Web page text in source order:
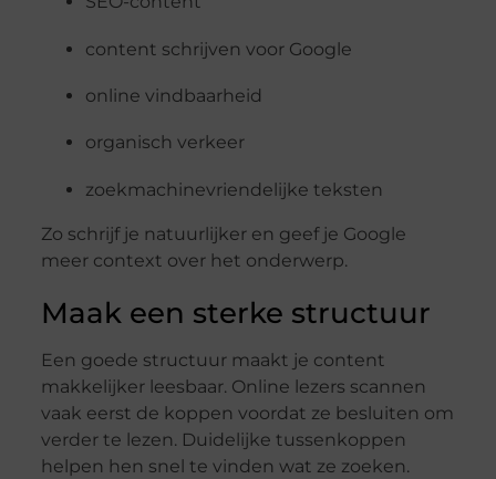
content schrijven voor Google
online vindbaarheid
organisch verkeer
zoekmachinevriendelijke teksten
Zo schrijf je natuurlijker en geef je Google
meer context over het onderwerp.
Maak een sterke structuur
Een goede structuur maakt je content
makkelijker leesbaar. Online lezers scannen
vaak eerst de koppen voordat ze besluiten om
verder te lezen. Duidelijke tussenkoppen
helpen hen snel te vinden wat ze zoeken.